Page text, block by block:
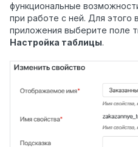
функциональные
при работе с ней. Для этого в
приложения выберите поле
Настройка таблицы.